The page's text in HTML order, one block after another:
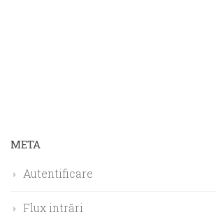
META
Autentificare
Flux intrări